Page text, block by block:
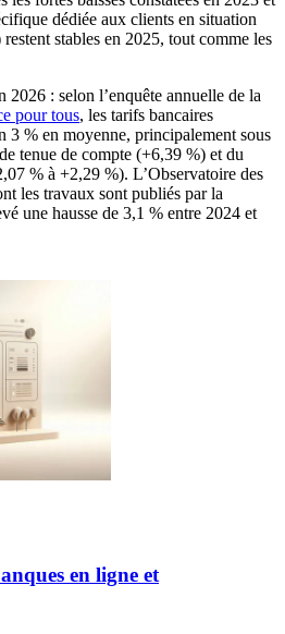
dédiée aux clients en situation
stables en 2025, tout comme les
2026 : selon l’enquête annuelle de la
pour tous, les tarifs bancaires
3 % en moyenne, principalement sous
tenue de compte (+6,39 %) et du
% à +2,29 %). L’Observatoire des
les travaux sont publiés par la
une hausse de 3,1 % entre 2024 et
en ligne et